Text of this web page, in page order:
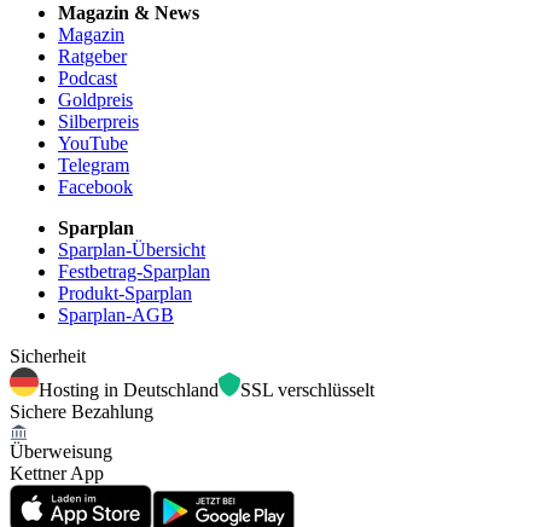
Magazin & News
Magazin
Ratgeber
Podcast
Goldpreis
Silberpreis
YouTube
Telegram
Facebook
Sparplan
Sparplan-Übersicht
Festbetrag-Sparplan
Produkt-Sparplan
Sparplan-AGB
Sicherheit
Hosting in Deutschland
SSL verschlüsselt
Sichere Bezahlung
Überweisung
Kettner App